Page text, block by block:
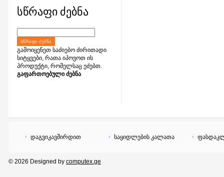
სწრაფი ძებნა
ᲡᲬᲠᲐᲤᲘ ᲫᲔᲑᲜᲐ
გამოიყენეთ საძიებო ძირითადი
სიტყვები, რათა იპოვოთ ის
პროდუქტი, რომელსაც ეძებთ.
გაფართოებული ძებნა
დაგვიკავშირდით საყიდლების კალათა
© 2026 Designed by computex.ge